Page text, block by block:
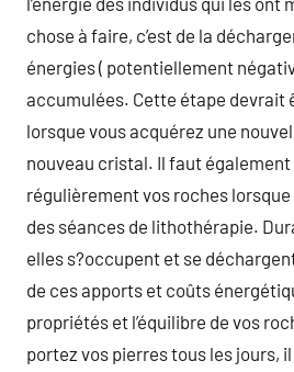
chose à faire, c’est de la
énergies ( potentiellement
accumulées. Cette étape devrait
lorsque vous acquérez une
nouveau cristal. Il faut
régulièrement vos roches
des séances de lithothérapie.
elles s?occupent et se
de ces apports et coûts
propriétés et l’équilibre de vos
portez vos pierres tous les jours,